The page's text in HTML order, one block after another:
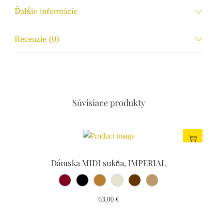
iné...
Ďalšie informácie
Recenzie (0)
Súvisiace produkty
Dámska MIDI sukňa, IMPERIAL
63,00 €